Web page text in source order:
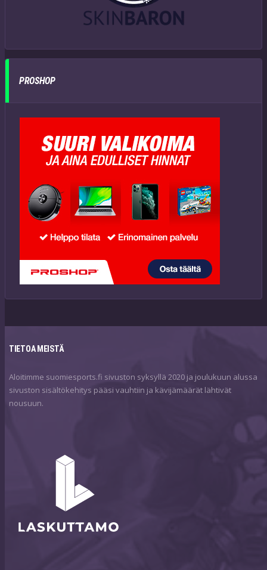
PROSHOP
TIETOA MEISTÄ
Aloitimme suomiesports.fi sivuston syksyllä 2020 ja joulukuun alussa
sivuston sisältökehitys pääsi vauhtiin ja kävijämäärät lähtivät
nousuun.